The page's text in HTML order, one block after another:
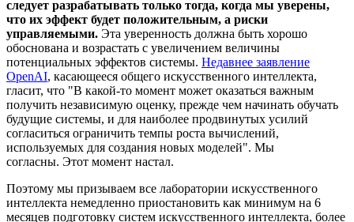
следует разрабатывать только тогда, когда мы уверены,
что их эффект будет положительным, а риски
управляемыми. Эта уверенность должна быть хорошо
обоснована и возрастать с увеличением величины
потенциальных эффектов системы. Недавнее заявление
OpenAI, касающееся общего искусственного интеллекта,
гласит, что "В какой-то момент может оказаться важным
получить независимую оценку, прежде чем начинать обучать
будущие системы, и для наиболее продвинутых усилий
согласиться ограничить темпы роста вычислений,
используемых для создания новых моделей". Мы
согласны. Этот момент настал.
Поэтому мы призываем все лаборатории искусственного
интеллекта немедленно приостановить как минимум на 6
месяцев подготовку систем искусственного интеллекта, более